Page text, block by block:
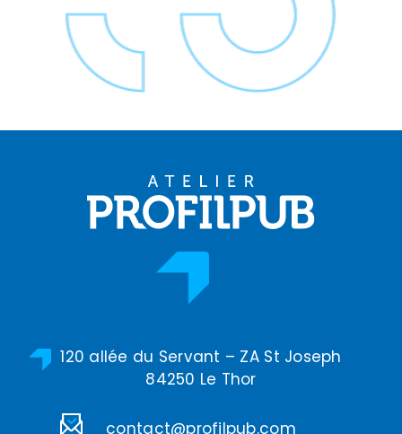
120 allée du Servant – ZA St Joseph
84250 Le Thor
contact@profilpub.com